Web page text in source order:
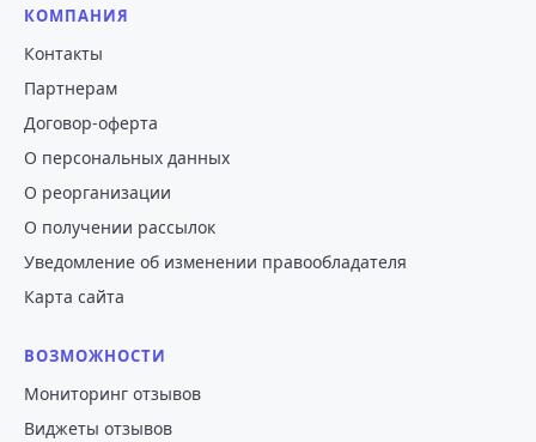
КОМПАНИЯ
Контакты
Партнерам
Договор-оферта
О персональных данных
О реорганизации
О получении рассылок
Уведомление об изменении правообладателя
Карта сайта
ВОЗМОЖНОСТИ
Мониторинг отзывов
Виджеты отзывов